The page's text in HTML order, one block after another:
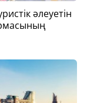
әлеуетін